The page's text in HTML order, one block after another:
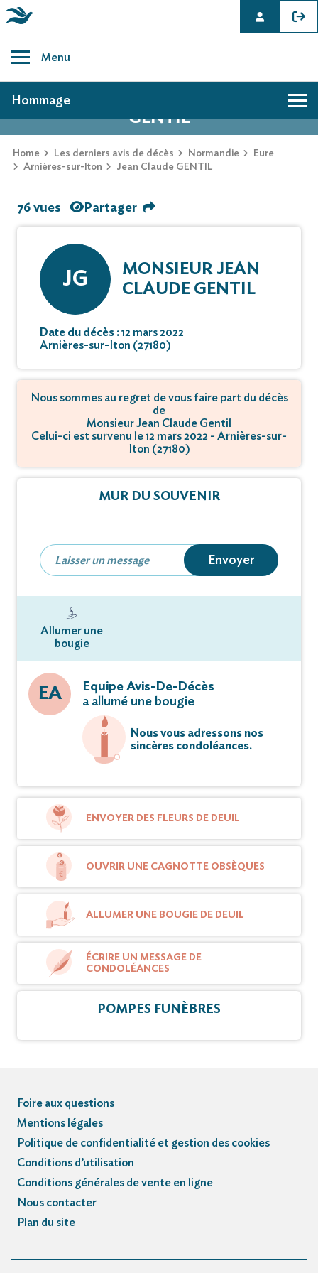
content
Menu
AVIS DE DÉCÈS DE JEAN CLAUDE
GENTIL
Home Les derniers avis de décès Normandie
Eure
Arnières-sur-Iton
Jean Claude GENTIL
Hommage
76 vues Partager
JG
MONSIEUR JEAN
CLAUDE GENTIL
Date du décès :12 mars 2022
Arnières-sur-Iton (27180)
Nous sommes au regret de vous faire part du décès
de
Monsieur Jean Claude Gentil
Celui-ci est survenu le 12 mars 2022 - Arnières-sur-
Iton (27180)
MUR DU SOUVENIR
Envoyer
Allumer une
bougie
EA
Equipe Avis-De-Décès
a allumé une bougie
Nous vous adressons nos
sincères condoléances.
ENVOYER DES FLEURS DE DEUIL
OUVRIR UNE CAGNOTTE OBSÈQUES
ALLUMER UNE BOUGIE DE DEUIL
ÉCRIRE UN MESSAGE DE
CONDOLÉANCES
POMPES FUNÈBRES
Foire aux questions
Mentions légales
Politique de confidentialité et gestion des cookies
Conditions d’utilisation
Conditions générales de vente en ligne
Nous contacter
Plan du site